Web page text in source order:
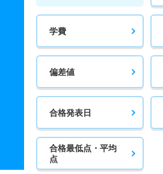
学費
偏差値
合格発表日
合格最低点・平均
点